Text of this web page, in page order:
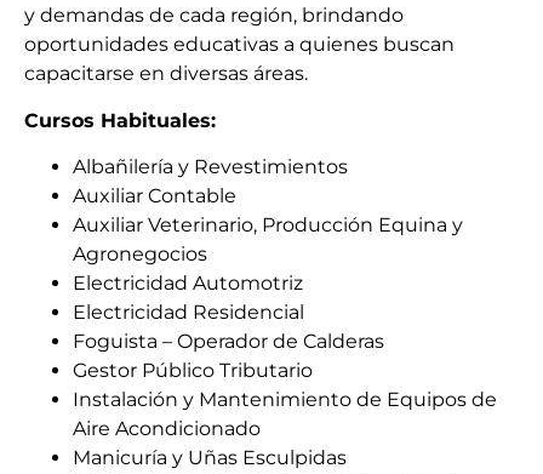
y demandas de cada región, brindando
oportunidades educativas a quienes buscan
capacitarse en diversas áreas.
Cursos Habituales:
Albañilería y Revestimientos
Auxiliar Contable
Auxiliar Veterinario, Producción Equina y
Agronegocios
Electricidad Automotriz
Electricidad Residencial
Foguista – Operador de Calderas
Gestor Público Tributario
Instalación y Mantenimiento de Equipos de
Aire Acondicionado
Manicuría y Uñas Esculpidas